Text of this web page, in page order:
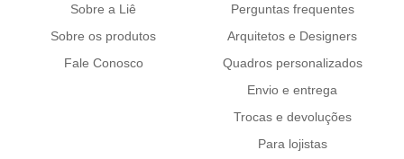
Sobre a Liê
Sobre os produtos
Fale Conosco
Perguntas frequentes
Arquitetos e Designers
Quadros personalizados
Envio e entrega
Trocas e devoluções
Para lojistas